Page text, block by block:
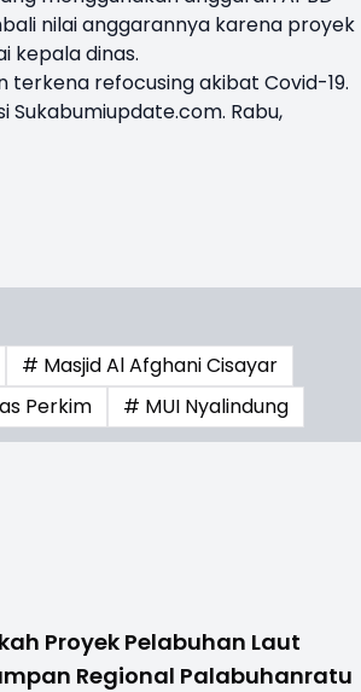
nilai anggarannya karena proyek
kepala dinas.
terkena refocusing akibat Covid-19.
Sukabumiupdate.com. Rabu,
# Masjid Al Afghani Cisayar
Perkim # MUI Nyalindung
Proyek Pelabuhan Laut
Regional Palabuhanratu